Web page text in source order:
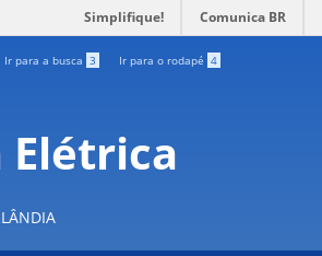
Simplifique! Comunica BR
Ir para a busca 3 Ir para o rodapé 4
Elétrica